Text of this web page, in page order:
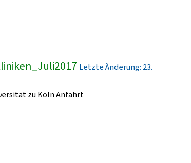
Letzte Änderung: 23.
zu Köln Anfahrt